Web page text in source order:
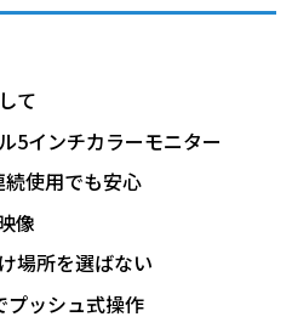
て
5インチカラーモニター
続使用でも安心
像
場所を選ばない
プッシュ式操作